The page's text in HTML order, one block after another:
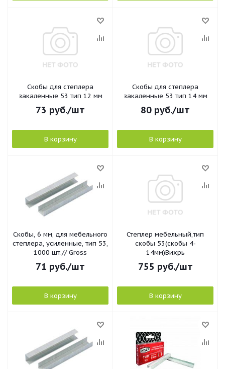
Скобы для степлера
закаленные 53 тип 12 мм
73 руб./шт
В корзину
Скобы для степлера
закаленные 53 тип 14 мм
80 руб./шт
В корзину
Скобы, 6 мм, для мебельного
степлера, усиленные, тип 53,
1000 шт.// Gross
71 руб./шт
В корзину
Степлер мебельный,тип
скобы 53(скобы 4-
14мм)Вихрь
755 руб./шт
В корзину